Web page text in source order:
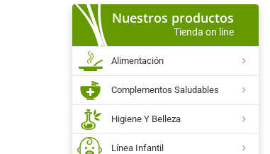
Nuestros productos
Tienda on line
Alimentación
Complementos Saludables
Higiene Y Belleza
Línea Infantil